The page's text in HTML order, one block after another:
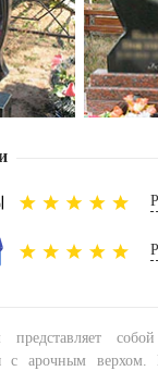
с арочным верхом.